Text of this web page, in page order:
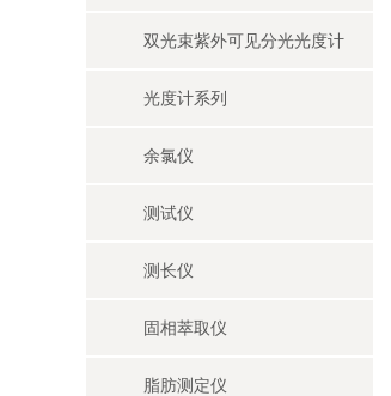
双光束紫外可见分光光度计
光度计系列
余氯仪
测试仪
测长仪
固相萃取仪
脂肪测定仪